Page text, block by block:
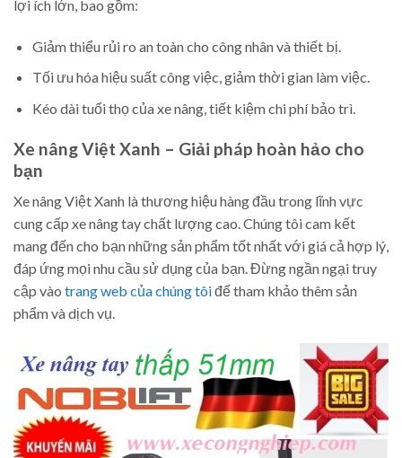
lợi ích lớn, bao gồm:
Giảm thiểu rủi ro an toàn cho công nhân và thiết bị.
Tối ưu hóa hiệu suất công việc, giảm thời gian làm việc.
Kéo dài tuổi thọ của xe nâng, tiết kiệm chi phí bảo trì.
Xe nâng Việt Xanh – Giải pháp hoàn hảo cho
bạn
Xe nâng Việt Xanh là thương hiệu hàng đầu trong lĩnh vực
cung cấp xe nâng tay chất lượng cao. Chúng tôi cam kết
mang đến cho bạn những sản phẩm tốt nhất với giá cả hợp lý,
đáp ứng mọi nhu cầu sử dụng của bạn. Đừng ngần ngại truy
cập vào trang web của chúng tôiđể tham khảo thêm sản
phẩm và dịch vụ.